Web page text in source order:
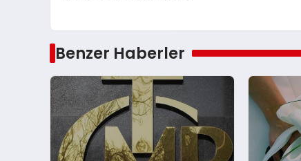
Benzer Haberler